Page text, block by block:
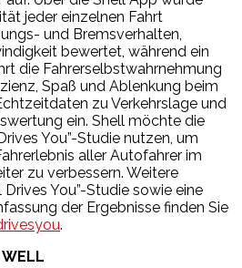
jeder einzelnen Fahrt
und Bremsverhalten,
bewertet, während ein
die Fahrerselbstwahrnehmung
Spaß und Ablenkung beim
zu Verkehrslage und
ein. Shell möchte die
You”-Studie nutzen, um
aller Autofahrer im
zu verbessern. Weitere
You”-Studie sowie eine
der Ergebnisse finden Sie
.
WELL